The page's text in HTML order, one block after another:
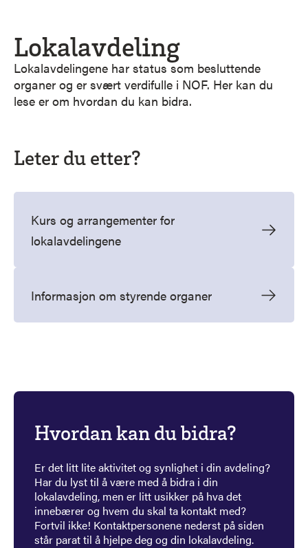
Lokalavdeling
Lokalavdelingene har status som besluttende
organer og er svært verdifulle i NOF. Her kan du
lese er om hvordan du kan bidra.
Leter du etter?
Kurs og arrangementer for
lokalavdelingene
Informasjon om styrende organer
Hvordan kan du bidra?
Er det litt lite aktivitet og synlighet i din avdeling?
Har du lyst til å være med å bidra i din
lokalavdeling, men er litt usikker på hva det
innebærer og hvem du skal ta kontakt med?
Fortvil ikke! Kontaktpersonene nederst på siden
står parat til å hjelpe deg og din lokalavdeling.